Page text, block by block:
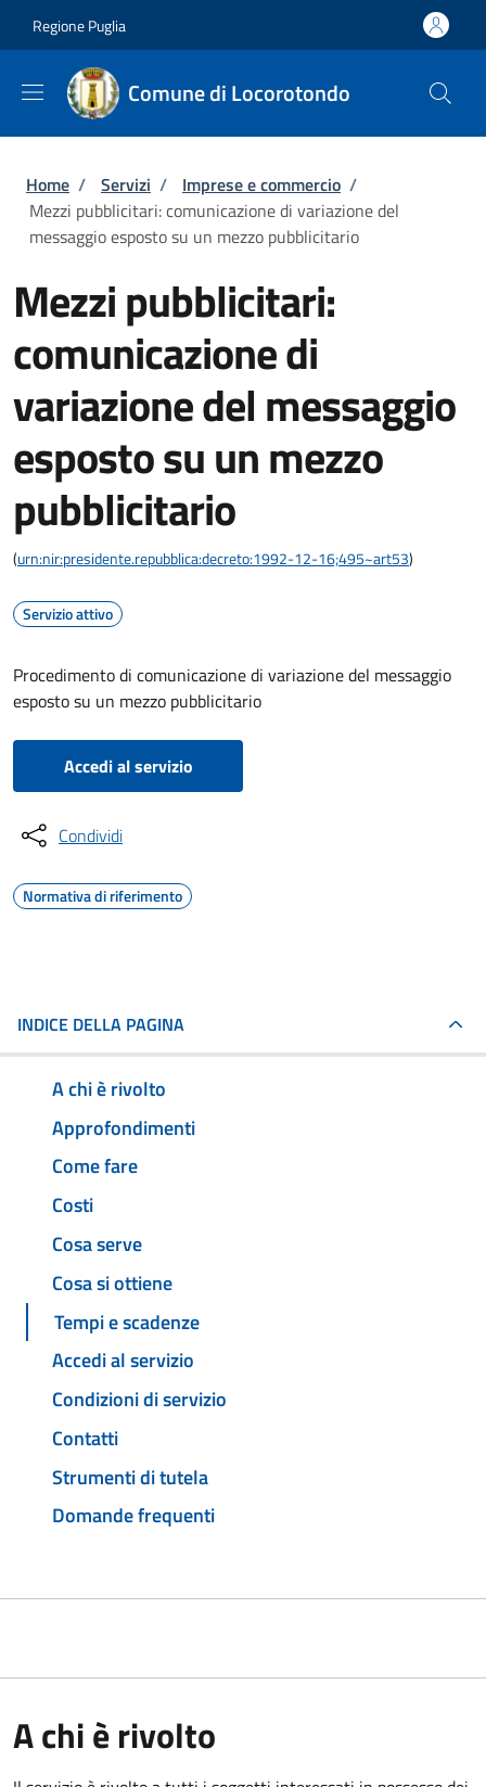
Regione Puglia
Comune di Locorotondo
Briciole di pane
Home / Servizi / Imprese e commercio /
Mezzi pubblicitari: comunicazione di variazione del
messaggio esposto su un mezzo pubblicitario
Mezzi pubblicitari:
comunicazione di
variazione del messaggio
esposto su un mezzo
pubblicitario
(urn:nir:presidente.repubblica:decreto:1992-12-16;495~art53)
Servizio attivo
Procedimento di comunicazione di variazione del messaggio
esposto su un mezzo pubblicitario
Accedi al servizio
Condividi
Normativa di riferimento
INDICE DELLA PAGINA
A chi è rivolto
Approfondimenti
Come fare
Costi
Cosa serve
Cosa si ottiene
Tempi e scadenze
Accedi al servizio
Condizioni di servizio
Contatti
Strumenti di tutela
Domande frequenti
A chi è rivolto